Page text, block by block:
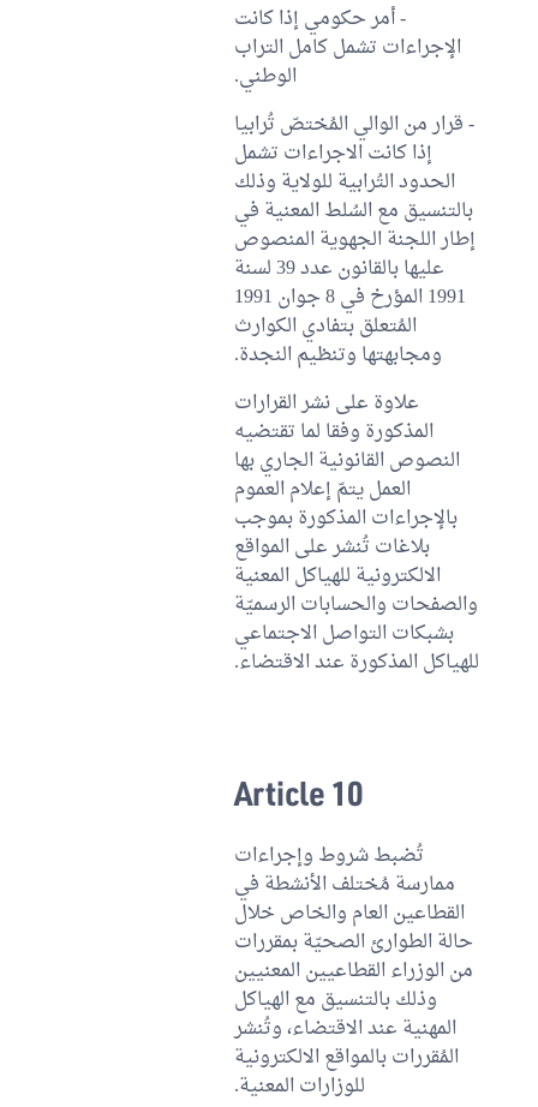
- أمر حكومي إذا كانت
الإجراءات تشمل كامل التراب
الوطني.
- قرار من الوالي المُختصّ تُرابيا
إذا كانت الاجراءات تشمل
الحدود التُرابية للولاية وذلك
بالتنسيق مع السُلط المعنية في
إطار اللجنة الجهوية المنصوص
عليها بالقانون عدد 39 لسنة
1991 المؤرخ في 8 جوان 1991
المُتعلق بتفادي الكوارث
ومجابهتها وتنظيم النجدة.
علاوة على نشر القرارات
المذكورة وفقا لما تقتضيه
النصوص القانونية الجاري بها
العمل يتمّ إعلام العموم
بالإجراءات المذكورة بموجب
بلاغات تُنشر على المواقع
الالكترونية للهياكل المعنية
والصفحات والحسابات الرسميّة
بشبكات التواصل الاجتماعي
للهياكل المذكورة عند الاقتضاء.
Article 10
تُضبط شروط وإجراءات
ممارسة مُختلف الأنشطة في
القطاعين العام والخاص خلال
حالة الطوارئ الصحيّة بمقررات
من الوزراء القطاعيين المعنيين
وذلك بالتنسيق مع الهياكل
المهنية عند الاقتضاء، وتُنشر
المُقررات بالمواقع الالكترونية
للوزارات المعنية.